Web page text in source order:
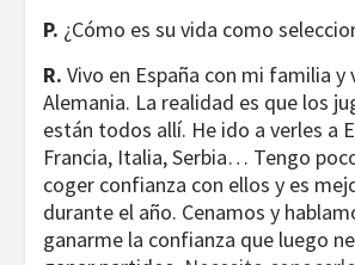
P. ¿Cómo es su vida como
R. Vivo en España con mi familia y
Alemania. La realidad es que los
están todos allí. He ido a verles a
Francia, Italia, Serbia… Tengo
coger confianza con ellos y es
durante el año. Cenamos y
ganarme la confianza que luego